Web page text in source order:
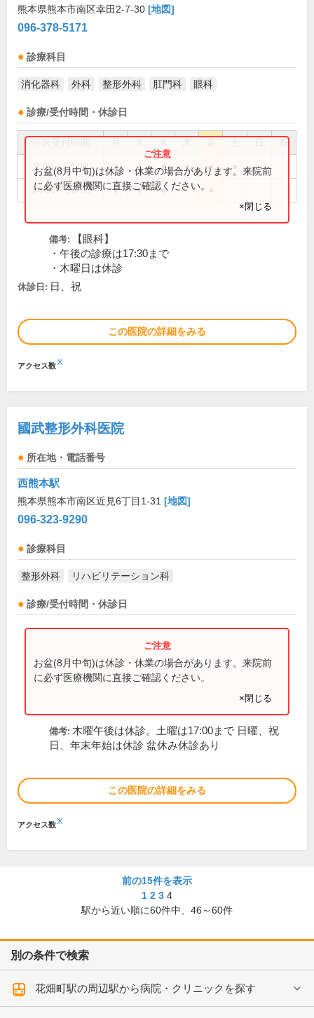
熊本県熊本市南区幸田2-7-30 [地図]
096-378-5171
診療科目
消化器科 外科 整形外科 肛門科 眼科
診療/受付時間・休診日
祝
9:00～13:00 ● ● ● ● ●
14:00～18:00 ● ● ●
お盆(8月中旬)は休診・休業の場合があります。来院前
に必ず医療機関に直接ご確認ください。
×閉じる
備考:
【眼科】
・午後の診療は17:30まで
・木曜日は休診
休診日: 日、祝
この医院の詳細をみる
アクセス数※
國武整形外科医院
所在地・電話番号
西熊本駅
熊本県熊本市南区近見6丁目1-31 [地図]
096-323-9290
診療科目
整形外科 リハビリテーション科
診療/受付時間・休診日
お盆(8月中旬)は休診・休業の場合があります。来院前
に必ず医療機関に直接ご確認ください。
×閉じる
備考: 木曜午後は休診。土曜は17:00まで 日曜、祝
日、年末年始は休診 盆休み休診あり
この医院の詳細をみる
アクセス数※
前の15件を表示
1 2 3 4
駅から近い順に60件中、 46～60件
別の条件で検索
花畑町駅の周辺駅から病院・クリニックを探す